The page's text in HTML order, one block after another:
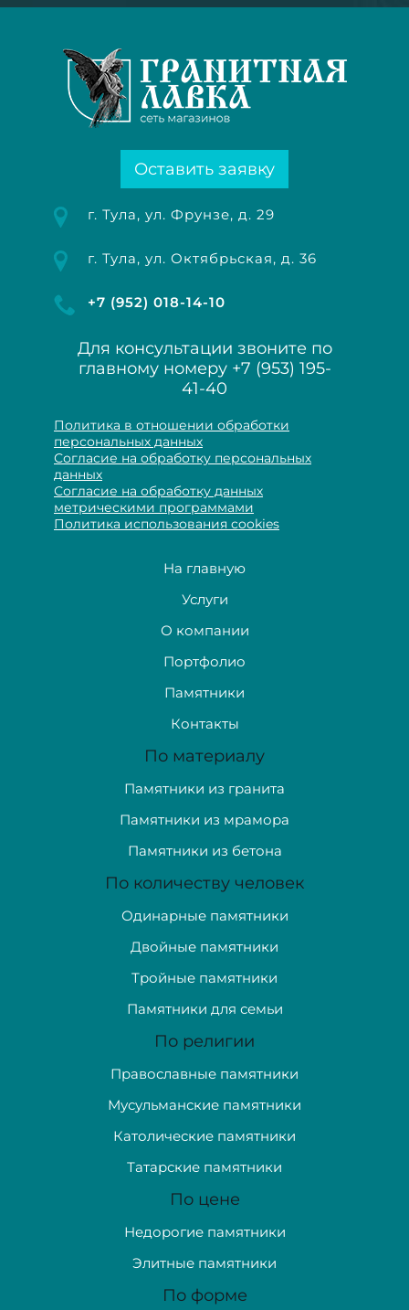
Оставить заявку
г. Тула, ул. Фрунзе, д. 29
г. Тула, ул. Октябрьская, д. 36
+7 (952) 018-14-10
Для консультации звоните по
главному номеру +7 (953) 195-
41-40
Политика в отношении обработки
персональных данных
Согласие на обработку персональных
данных
Согласие на обработку данных
метрическими программами
Политика использования cookies
На главную
Услуги
О компании
Портфолио
Памятники
Контакты
По материалу
Памятники из гранита
Памятники из мрамора
Памятники из бетона
По количеству человек
Одинарные памятники
Двойные памятники
Тройные памятники
Памятники для семьи
По религии
Православные памятники
Мусульманские памятники
Католические памятники
Татарские памятники
По цене
Недорогие памятники
Элитные памятники
По форме